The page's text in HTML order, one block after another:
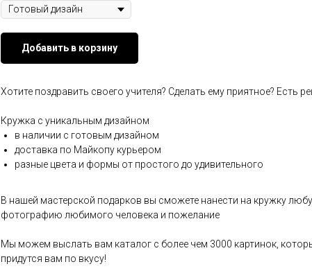
Добавить в корзину
Хотите поздравить своего учителя? Сделать ему приятное? Есть
Кружка с уникальным дизайном⠀
в наличии с готовым дизайном⠀
доставка по Майкопу курьером⠀
разные цвета и формы от простого до удивительного⠀
В нашей мастерской подарков вы сможете нанести на кружку
фотографию любимого человека и пожелание
Мы можем выслать вам каталог с более чем 3000 картинок,
придутся вам по вкусу!